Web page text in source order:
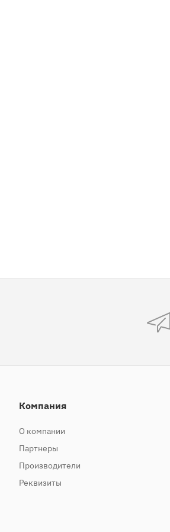
Компания
О компании
Партнеры
Производители
Реквизиты